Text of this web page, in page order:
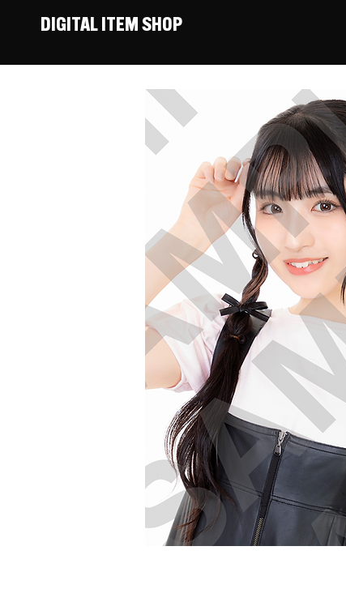
DIGITAL ITEM SHOP